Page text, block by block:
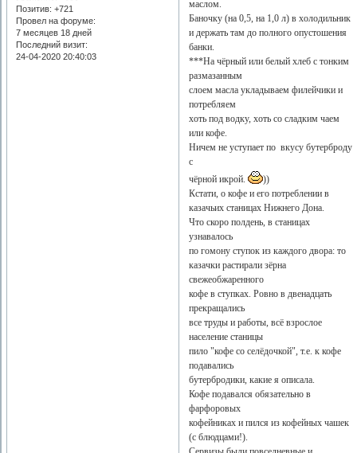
Позитив: +721
Провел на форуме:
7 месяцев 18 дней
Последний визит:
24-04-2020 20:40:03
маслом.
Баночку (на 0,5, на 1,0 л) в холодильник
и держать там до полного опустошения
банки.
***На чёрный или белый хлеб с тонким
размазанным
слоем масла укладываем филейчики и
потребляем
хоть под водку, хоть со сладким чаем
или кофе.
Ничем не уступает по вкусу бутерброду
с
чёрной икрой.
))
Кстати, о кофе и его потреблении в
казачьих станицах Нижнего Дона.
Что скоро полдень, в станицах
узнавалось
по гомону ступок из каждого двора: то
казачки растирали зёрна
свежеобжаренного
кофе в ступках. Ровно в двенадцать
прекращались
все труды и работы, всё взрослое
население станицы
пило "кофе со селёдочкой", т.е. к кофе
подавались
бутербродики, какие я описала.
Кофе подавался обязательно в
фарфоровых
кофейниках и пился из кофейных чашек
(с блюдцами!).